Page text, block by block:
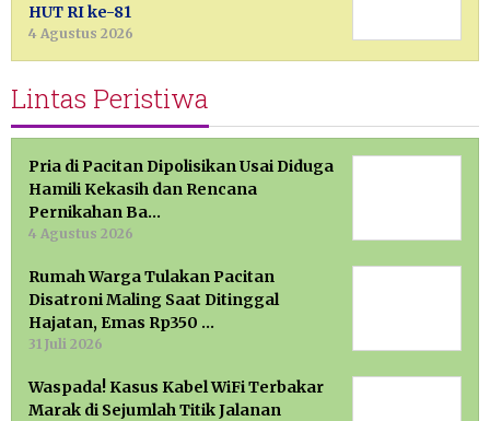
HUT RI ke-81
4 Agustus 2026
Lintas Peristiwa
Pria di Pacitan Dipolisikan Usai Diduga
Hamili Kekasih dan Rencana
Pernikahan Ba…
4 Agustus 2026
Rumah Warga Tulakan Pacitan
Disatroni Maling Saat Ditinggal
Hajatan, Emas Rp350 …
31 Juli 2026
Waspada! Kasus Kabel WiFi Terbakar
Marak di Sejumlah Titik Jalanan